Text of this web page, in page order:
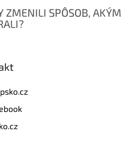
ZMENILI SPÔSOB, AKÝM
psko.cz